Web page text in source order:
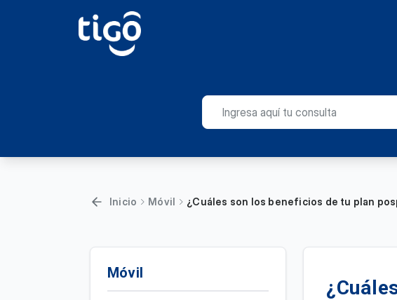
Inicio Móvil ¿Cuáles son los beneficios de tu plan
Móvil